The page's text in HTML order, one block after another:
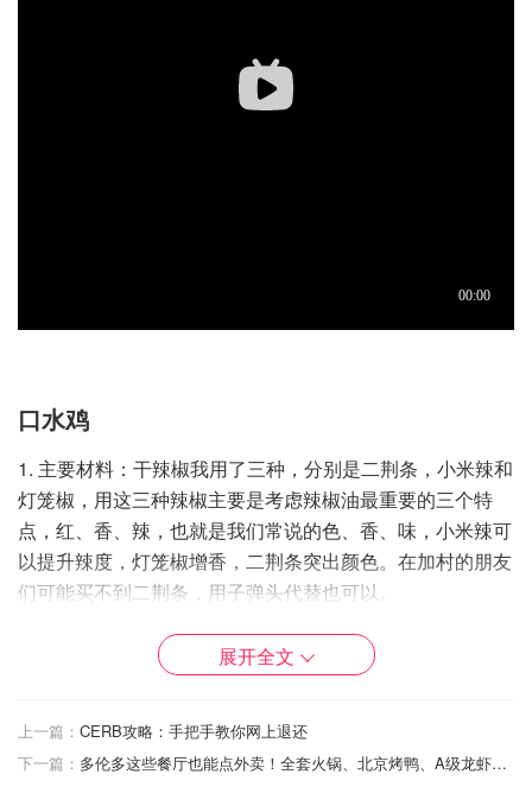
口水鸡
1. 主要材料：干辣椒我用了三种，分别是二荆条，小米辣和
灯笼椒，用这三种辣椒主要是考虑辣椒油最重要的三个特
点，红、香、辣，也就是我们常说的色、香、味，小米辣可
以提升辣度，灯笼椒增香，二荆条突出颜色。在加村的朋友
们可能买不到二荆条，用子弹头代替也可以。
其他材料有：青花椒、红花椒、香菜根、小葱、大葱、姜
片、八角、桂皮、草果（拍皮去籽，防止产生苦味）。
展开全文
上一篇： CERB攻略：手把手教你网上退还
下一篇：
多伦多这些餐厅也能点外卖！全套火锅、北京烤鸭、A级龙虾、鲍鱼套餐送上门，宅家口福不断~